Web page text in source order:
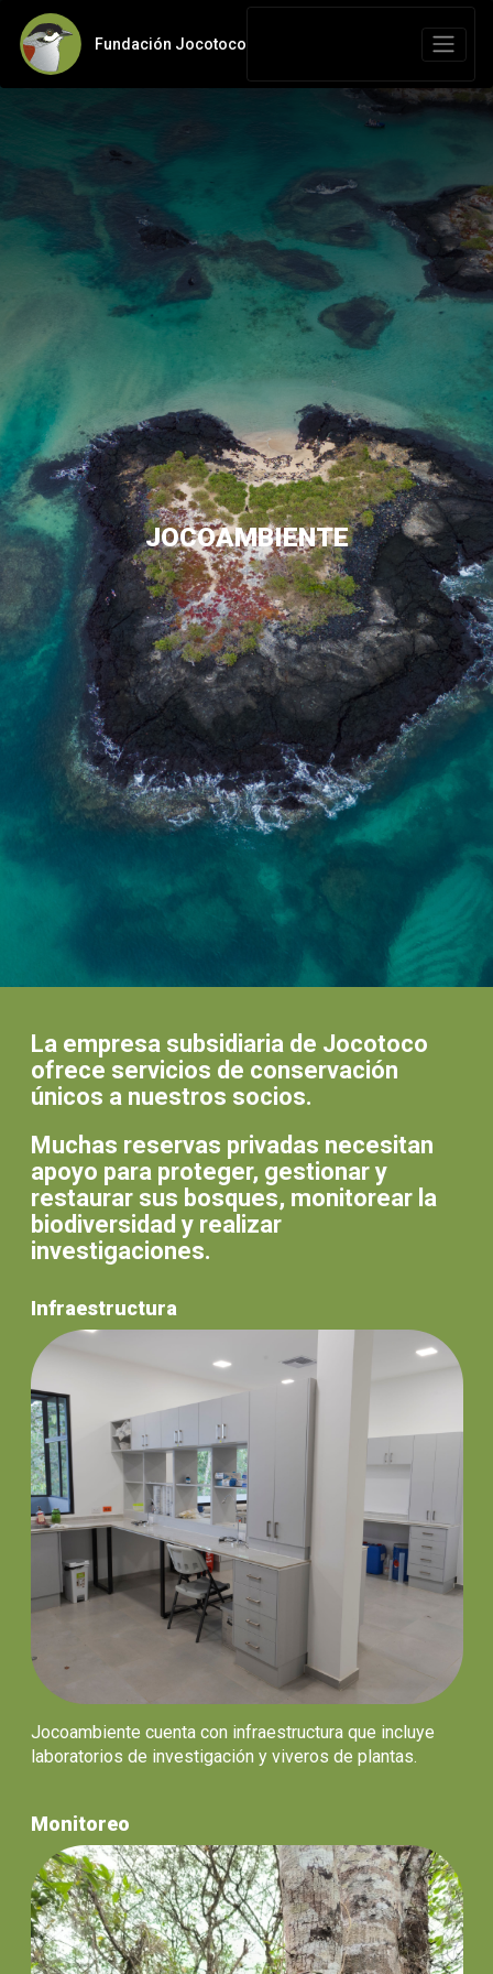
Fundación Jocotoco
JOCOAMBIENTE
La empresa subsidiaria de Jocotoco
ofrece servicios de conservación
únicos a nuestros socios.
Muchas reservas privadas necesitan
apoyo para proteger, gestionar y
restaurar sus bosques, monitorear la
biodiversidad y realizar
investigaciones.
Infraestructura
Jocoambiente cuenta con infraestructura que incluye
laboratorios de investigación y viveros de plantas.
Monitoreo